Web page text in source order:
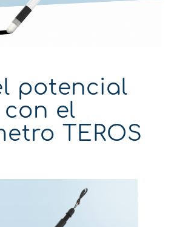
potencial
el
TEROS